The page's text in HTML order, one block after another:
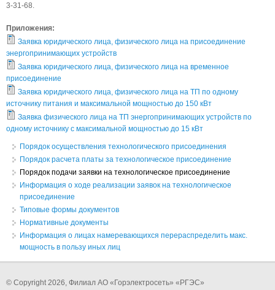
3-31-68.
Приложения:
Заявка юридического лица, физического лица на присоединение
энергопринимающих устройств
Заявка юридического лица, физического лица на временное
присоединение
Заявка юридического лица, физического лица на ТП по одному
источнику питания и максимальной мощностью до 150 кВт
Заявка физического лица на ТП энергопринимающих устройств по
одному источнику с максимальной мощностью до 15 кВт
Порядок осуществления технологического присоединения
Порядок расчета платы за технологическое присоединение
Порядок подачи заявки на технологическое присоединение
Информация о ходе реализации заявок на технологическое
присоединение
Типовые формы документов
Нормативные документы
Информация о лицах намеревающихся перераспределить макс.
мощность в пользу иных лиц
© Copyright 2026, Филиал АО «Горэлектросеть» «РГЭС»